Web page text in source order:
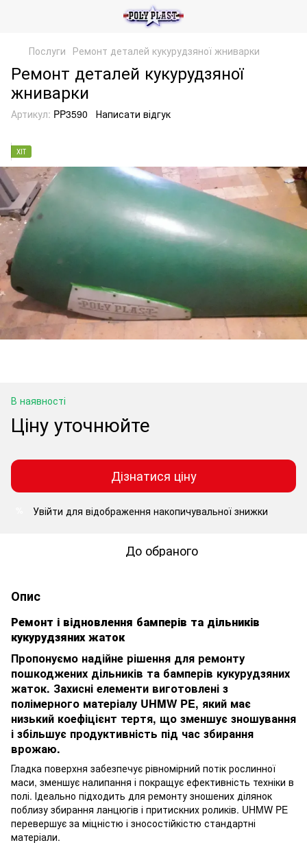
Послуги Ремонт деталей кукурудзяної жниварки
Ремонт деталей кукурудзяної
жниварки
Артикул: PP3590 Написати відгук
ХІТ
В наявності
Ціну уточнюйте
Дізнатися ціну
Увійти для відображення накопичувальної знижки
До обраного
Опис
Ремонт і відновлення бамперів та дільників
кукурудзяних жаток
Пропонуємо надійне рішення для ремонту
пошкоджених дільників та бамперів кукурудзяних
жаток. Захисні елементи виготовлені з
полімерного матеріалу UHMW PE, який має
низький коефіцієнт тертя, що зменшує зношування
і збільшує продуктивність під час збирання
врожаю.
Гладка поверхня забезпечує рівномірний потік рослинної
маси, зменшує налипання і покращує ефективність техніки в
полі. Ідеально підходить для ремонту зношених ділянок
поблизу збирання ланцюгів і притискних роликів. UHMW PE
перевершує за міцністю і зносостійкістю стандартні
матеріали.